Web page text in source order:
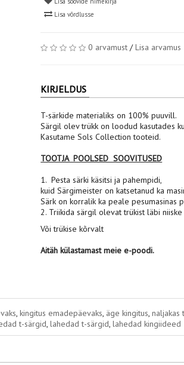
Lisa võrdlusse
0 arvamust /Lisa arvamus
KIRJELDUS
T-särkide materialiks on 100% puuvill.
Särgil olev trükk on loodud kasutades
Kasutame Sols Collection tooteid.
TOOTJA POOLSED SOOVITUSED
1. Pesta särki käsitsi ja pahempidi,
kuid Särgimeister on katsetanud ka
Särk on korralik ka peale pesumasinas
2. Triikida särgil olevat trükist läbi niiske
Või trükise kõrvalt
Aitäh külastamast meie e-poodi.
, kingitus emadepäevaks, äge kingitus, naljakas
t-särgid, lahedad t-särgid, lahedad kingiideed